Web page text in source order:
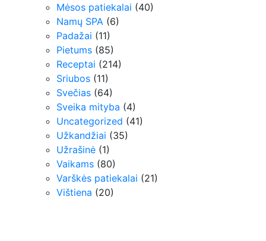
Mėsos patiekalai (40)
Namų SPA (6)
Padažai (11)
Pietums (85)
Receptai (214)
Sriubos (11)
Svečias (64)
Sveika mityba (4)
Uncategorized (41)
Užkandžiai (35)
Užrašinė (1)
Vaikams (80)
Varškės patiekalai (21)
Vištiena (20)